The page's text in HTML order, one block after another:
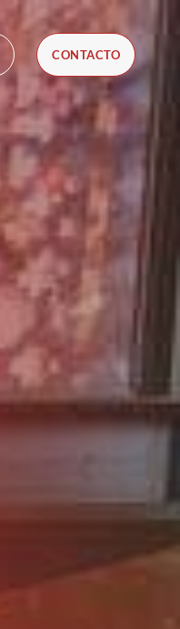
CONTACTO